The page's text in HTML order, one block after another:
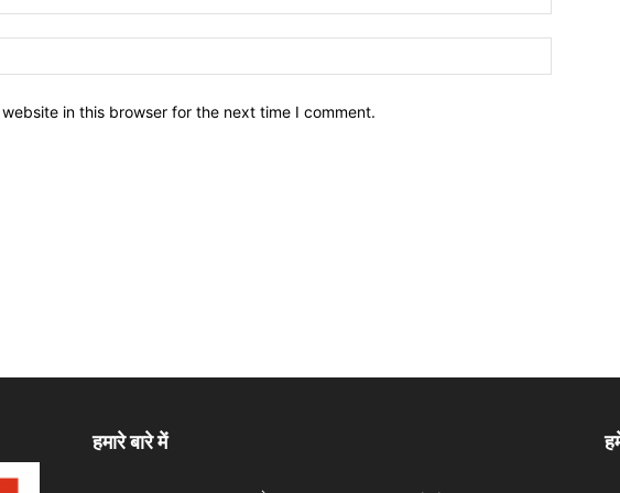
in this browser for the next time I comment.
हमारे बारे में